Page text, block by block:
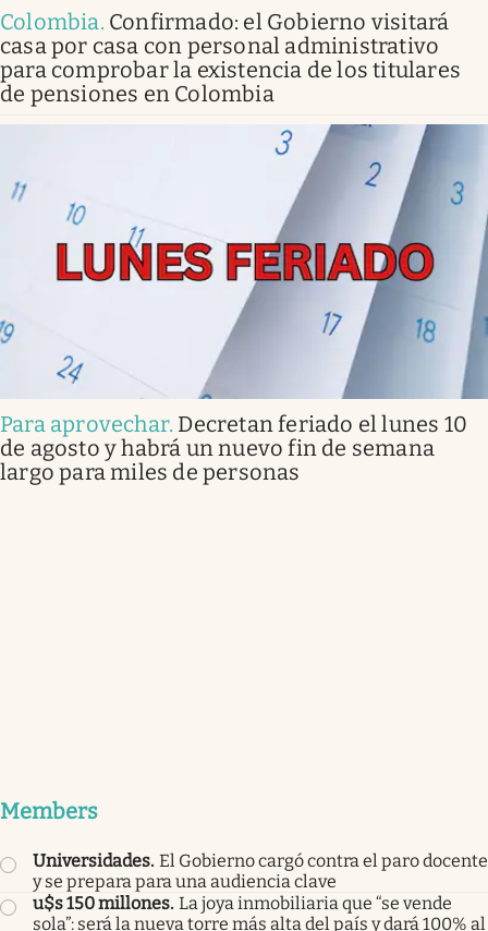
Colombia. Confirmado: el Gobierno visitará
casa por casa con personal administrativo
para comprobar la existencia de los titulares
de pensiones en Colombia
Para aprovechar. Decretan feriado el lunes 10
de agosto y habrá un nuevo fin de semana
largo para miles de personas
Members
Universidades. El Gobierno cargó contra el paro docente
y se prepara para una audiencia clave
u$s 150 millones. La joya inmobiliaria que “se vende
sola”: será la nueva torre más alta del país y dará 100% al